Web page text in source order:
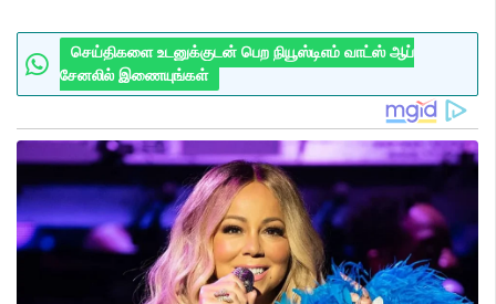
செய்திகளை உடனுக்குடன் பெற நியூஸ்டிஎம் வாட்ஸ் ஆப்
சேனலில் இணையுங்கள்